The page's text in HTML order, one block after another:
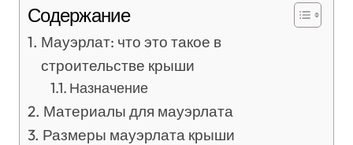
Содержание
Мауэрлат: что это такое в
строительстве крыши
Назначение
Материалы для мауэрлата
Размеры мауэрлата крыши